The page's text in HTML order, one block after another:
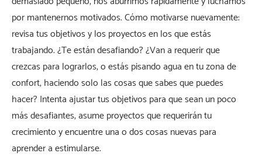
por mantenernos motivados. Cómo motivarse nuevamente:
revisa tus objetivos y los proyectos en los que estás
trabajando. ¿Te están desafiando? ¿Van a requerir que
crezcas para lograrlos, o estás pisando agua en tu zona de
confort, haciendo solo las cosas que sabes que puedes
hacer? Intenta ajustar tus objetivos para que sean un poco
más desafiantes, asume proyectos que requerirán tu
crecimiento y encuentre una o dos cosas nuevas para
aprender a estimularse.